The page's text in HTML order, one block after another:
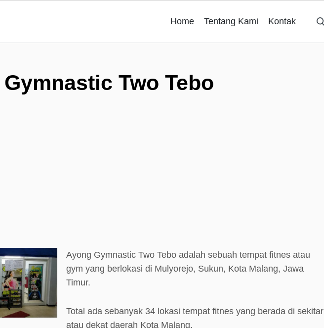
Home Tentang Kami Kontak
Two Tebo
Ayong Gymnastic Two Tebo adalah sebuah tempat fitnes atau
gym yang berlokasi di Mulyorejo, Sukun, Kota Malang, Jawa
Timur.
Total ada sebanyak 34 lokasi tempat fitnes yang berada di sekitar
atau dekat daerah Kota Malang.